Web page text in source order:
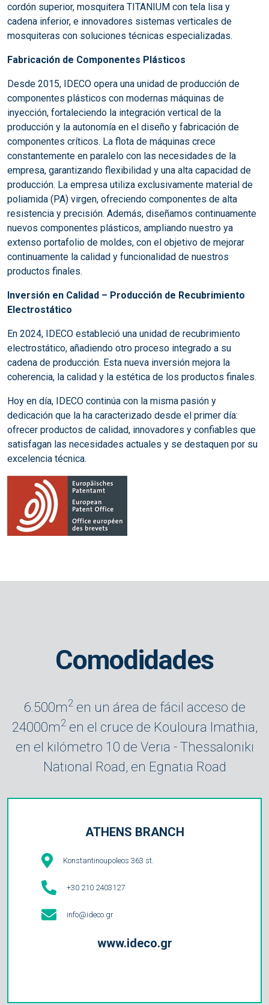
cordón superior, mosquitera TITANIUM con tela lisa y
cadena inferior, e innovadores sistemas verticales de
mosquiteras con soluciones técnicas especializadas.
Fabricación de Componentes Plásticos
Desde 2015, IDECO opera una unidad de producción de
componentes plásticos con modernas máquinas de
inyección, fortaleciendo la integración vertical de la
producción y la autonomía en el diseño y fabricación de
componentes críticos. La flota de máquinas crece
constantemente en paralelo con las necesidades de la
empresa, garantizando flexibilidad y una alta capacidad de
producción. La empresa utiliza exclusivamente material de
poliamida (PA) virgen, ofreciendo componentes de alta
resistencia y precisión. Además, diseñamos continuamente
nuevos componentes plásticos, ampliando nuestro ya
extenso portafolio de moldes, con el objetivo de mejorar
continuamente la calidad y funcionalidad de nuestros
productos finales.
Inversión en Calidad – Producción de Recubrimiento
Electrostático
En 2024, IDECO estableció una unidad de recubrimiento
electrostático, añadiendo otro proceso integrado a su
cadena de producción. Esta nueva inversión mejora la
coherencia, la calidad y la estética de los productos finales.
Hoy en día, IDECO continúa con la misma pasión y
dedicación que la ha caracterizado desde el primer día:
ofrecer productos de calidad, innovadores y confiables que
satisfagan las necesidades actuales y se destaquen por su
excelencia técnica.
Comodidades
6.500m2en un área de fácil acceso de
24000m2en el cruce de Kouloura Imathia,
en el kilómetro 10 de Veria - Thessaloniki
National Road, en Egnatia Road
ATHENS BRANCH
Konstantinoupoleos 363 st.
+30 210 2403127
info@ideco.gr
www.ideco.gr